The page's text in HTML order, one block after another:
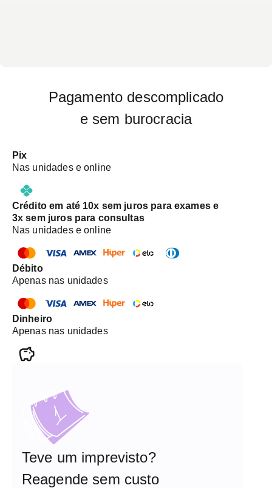
Pagamento descomplicado
e sem burocracia
Pix
Nas unidades e online
Crédito em até 10x sem juros para exames e
3x sem juros para consultas
Nas unidades e online
Débito
Apenas nas unidades
Dinheiro
Apenas nas unidades
Teve um imprevisto?
Reagende sem custo